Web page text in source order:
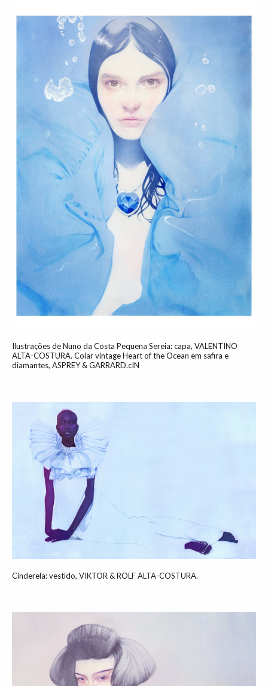
Ilustrações de Nuno da Costa Pequena Sereia: capa, VALENTINO
ALTA-COSTURA. Colar vintage Heart of the Ocean em safira e
diamantes, ASPREY & GARRARD.cIN
Cinderela: vestido, VIKTOR & ROLF ALTA-COSTURA.